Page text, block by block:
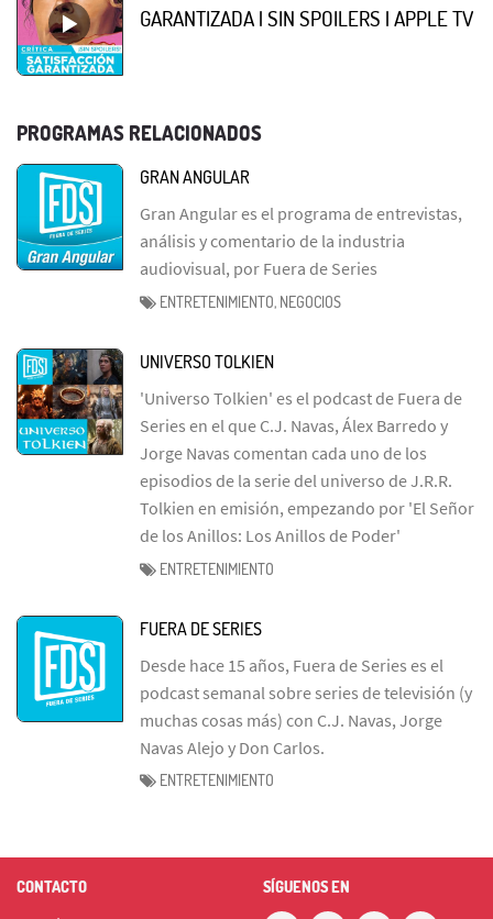
GARANTIZADA | SIN SPOILERS | APPLE TV
PROGRAMAS RELACIONADOS
GRAN ANGULAR
Gran Angular es el programa de entrevistas,
análisis y comentario de la industria
audiovisual, por Fuera de Series
ENTRETENIMIENTO, NEGOCIOS
UNIVERSO TOLKIEN
'Universo Tolkien' es el podcast de Fuera de
Series en el que C.J. Navas, Álex Barredo y
Jorge Navas comentan cada uno de los
episodios de la serie del universo de J.R.R.
Tolkien en emisión, empezando por 'El Señor
de los Anillos: Los Anillos de Poder'
ENTRETENIMIENTO
FUERA DE SERIES
Desde hace 15 años, Fuera de Series es el
podcast semanal sobre series de televisión (y
muchas cosas más) con C.J. Navas, Jorge
Navas Alejo y Don Carlos.
ENTRETENIMIENTO
CONTACTO SÍGUENOS EN